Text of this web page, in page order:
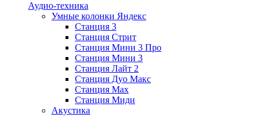
Аудио-техника
Умные колонки Яндекс
Станция 3
Станция Стрит
Станция Мини 3 Про
Станция Мини 3
Станция Лайт 2
Станция Дуо Макс
Станция Max
Станция Миди
Акустика